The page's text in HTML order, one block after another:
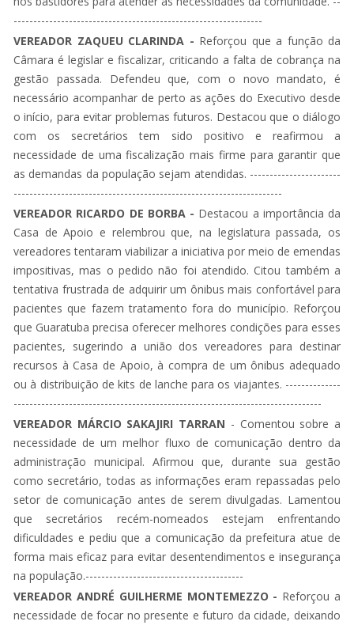
---------------------------------------------------------------
VEREADOR ZAQUEU CLARINDA - Reforçou que a função da
Câmara é legislar e fiscalizar, criticando a falta de cobrança na
gestão passada. Defendeu que, com o novo mandato, é
necessário acompanhar de perto as ações do Executivo desde
o início, para evitar problemas futuros. Destacou que o diálogo
com os secretários tem sido positivo e reafirmou a
necessidade de uma fiscalização mais firme para garantir que
as demandas da população sejam atendidas. -----------------------
--------------------------------------------------------------------
VEREADOR RICARDO DE BORBA - Destacou a importância da
Casa de Apoio e relembrou que, na legislatura passada, os
vereadores tentaram viabilizar a iniciativa por meio de emendas
impositivas, mas o pedido não foi atendido. Citou também a
tentativa frustrada de adquirir um ônibus mais confortável para
pacientes que fazem tratamento fora do município. Reforçou
que Guaratuba precisa oferecer melhores condições para esses
pacientes, sugerindo a união dos vereadores para destinar
recursos à Casa de Apoio, à compra de um ônibus adequado
ou à distribuição de kits de lanche para os viajantes. --------------
------------------------------------------------------------------------------
VEREADOR MÁRCIO SAKAJIRI TARRAN - Comentou sobre a
necessidade de um melhor fluxo de comunicação dentro da
administração municipal. Afirmou que, durante sua gestão
como secretário, todas as informações eram repassadas pelo
setor de comunicação antes de serem divulgadas. Lamentou
que secretários recém-nomeados estejam enfrentando
dificuldades e pediu que a comunicação da prefeitura atue de
forma mais eficaz para evitar desentendimentos e insegurança
na população.----------------------------------------
VEREADOR ANDRÉ GUILHERME MONTEMEZZO - Reforçou a
necessidade de focar no presente e futuro da cidade, deixando